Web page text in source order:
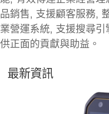
品銷售, 支援顧客服務,
業營運系統, 支援搜尋
供正面的貢獻與助益。
最新資訊